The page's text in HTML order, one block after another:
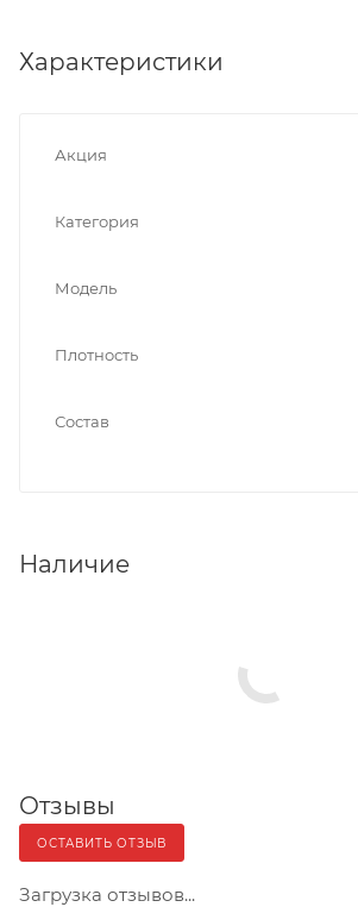
Характеристики
Акция
Категория
Модель
Плотность
Состав
Наличие
Отзывы
ОСТАВИТЬ ОТЗЫВ
Загрузка отзывов...